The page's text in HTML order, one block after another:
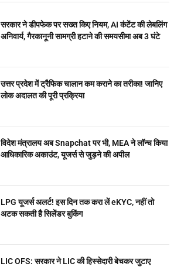
सरकार ने डीपफेक पर सख्त किए नियम, AI कंटेंट की लेबलिंग
अनिवार्य, गैरकानूनी सामग्री हटाने की समयसीमा अब 3 घंटे
उत्तर प्रदेश में ट्रैफिक चालान कम कराने का तरीका! जानिए
लोक अदालत की पूरी प्रक्रिया
विदेश मंत्रालय अब Snapchat पर भी, MEA ने लॉन्च किया
आधिकारिक अकाउंट, यूजर्स से जुड़ने की अपील
LPG यूजर्स अलर्ट! इस दिन तक करा लें eKYC, नहीं तो
अटक सकती है सिलेंडर बुकिंग
LIC OFS: सरकार ने LIC की हिस्सेदारी बेचकर जुटाए